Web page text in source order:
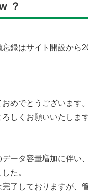
？
忘録はサイト開設から
めでとうございます。
しくお願いいたします
データ容量増加に伴い
た。
了しておりますが、